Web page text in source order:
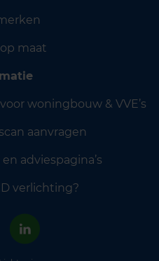
maat
woningbouw & VVE’s
aanvragen
adviespagina’s
verlichting?